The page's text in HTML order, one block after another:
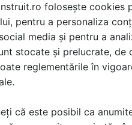
Blue Angel Euceb URSA
PRODUS | 1 P | LIMBA: RO
folosește cookies
pentru a personaliza
media și pentru a
stocate și prelucrate, de
reglementările în
că este posibil ca